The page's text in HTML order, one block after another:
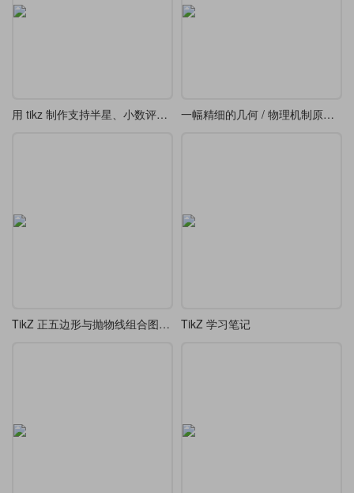
用 tikz 制作支持半星、小数评分显示的星级评分 一幅精细的几何 / 物理机制原理图-转动连杆、轨道及阴影剖面线三维几何投影图
TikZ 正五边形与抛物线组合图形（类似 “花瓣” 或 “星形” 图案） TikZ 学习笔记